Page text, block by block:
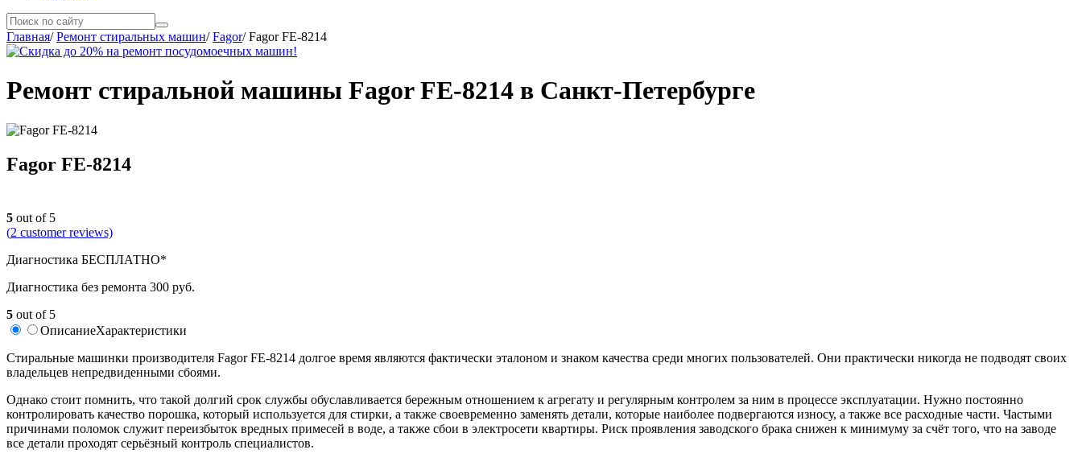
Главная/Ремонт стиральных машин/Fagor/Fagor FE-8214
Ремонт стиральной машины Fagor FE-8214 в Санкт-Петербурге
Fagor FE-8214
5 out of 5
(2 customer reviews)
Диагностика БЕСПЛАТНО*
Диагностика без ремонта 300 руб.
5 out of 5
ОписаниеХарактеристики
Стиральные машинки производителя Fagor FE-8214 долгое время являются фактически эталоном и знаком качества среди многих пользователей. Они практически никогда не подводят своих
владельцев непредвиденными сбоями.
Однако стоит помнить, что такой долгий срок службы обуславливается бережным отношением к агрегату и регулярным контролем за ним в процессе эксплуатации. Нужно постоянно
контролировать качество порошка, который используется для стирки, а также своевременно заменять детали, которые наиболее подвергаются износу, а также все расходные части. Частыми
причинами поломок служит переизбыток вредных примесей в воде, а также сбои в электросети квартиры. Риск проявления заводского брака снижен к минимуму за счёт того, что на заводе
все детали проходят серьёзный контроль специалистов.